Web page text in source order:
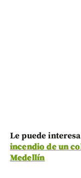
Le puede
incendio de un
Medellín